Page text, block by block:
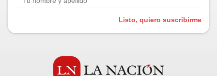
Listo, quiero suscribirme